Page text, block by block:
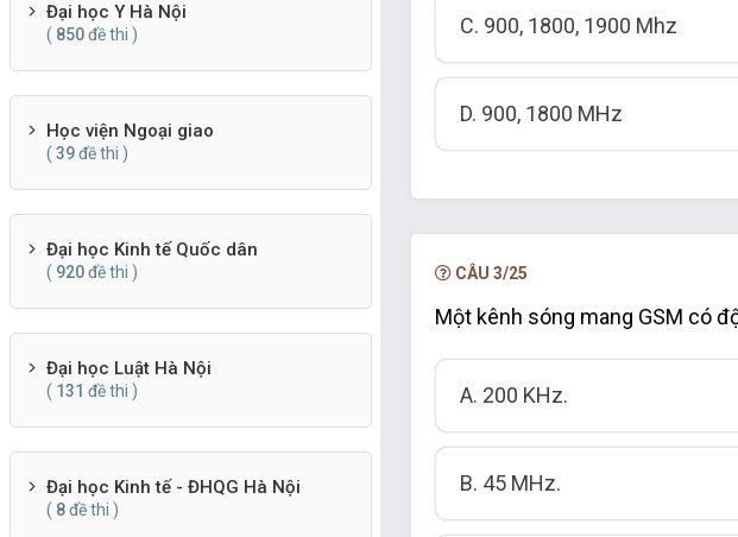
Đại học Y Hà Nội
( 850đề thi )
Học viện Ngoại giao
( 39đề thi )
Đại học Kinh tế Quốc dân
( 920đề thi )
Đại học Luật Hà Nội
( 131 đề thi )
Đại học Kinh tế - ĐHQG Hà Nội
( 8đề thi )
C. 900, 1800, 1900 Mhz
D. 900, 1800 MHz
CÂU 3/25
Một kênh sóng mang GSM có
A. 200 KHz.
B. 45 MHz.